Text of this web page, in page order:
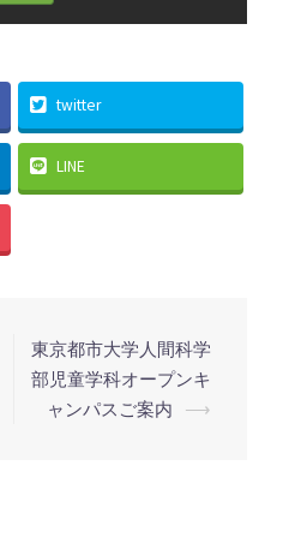
twitter
LINE
東京都市大学人間科学
部児童学科オープンキ
ャンパスご案内
⟶